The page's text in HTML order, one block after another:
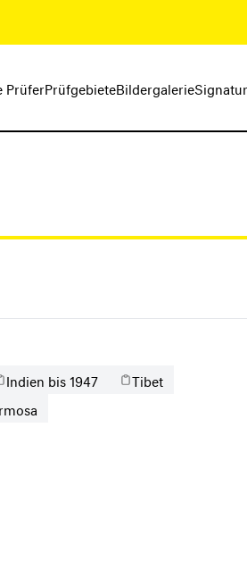
PrüferPrüfgebieteBildergalerie
Indien bis 1947
Tibet